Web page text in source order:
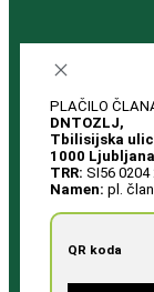
PLAČILO
DNTOZLJ,
Tbilisijska
1000 Ljubljana
TRR: SI56 0204
Namen: pl.
QR koda